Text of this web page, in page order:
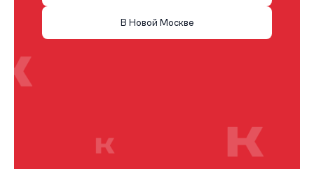
В Новой Москве